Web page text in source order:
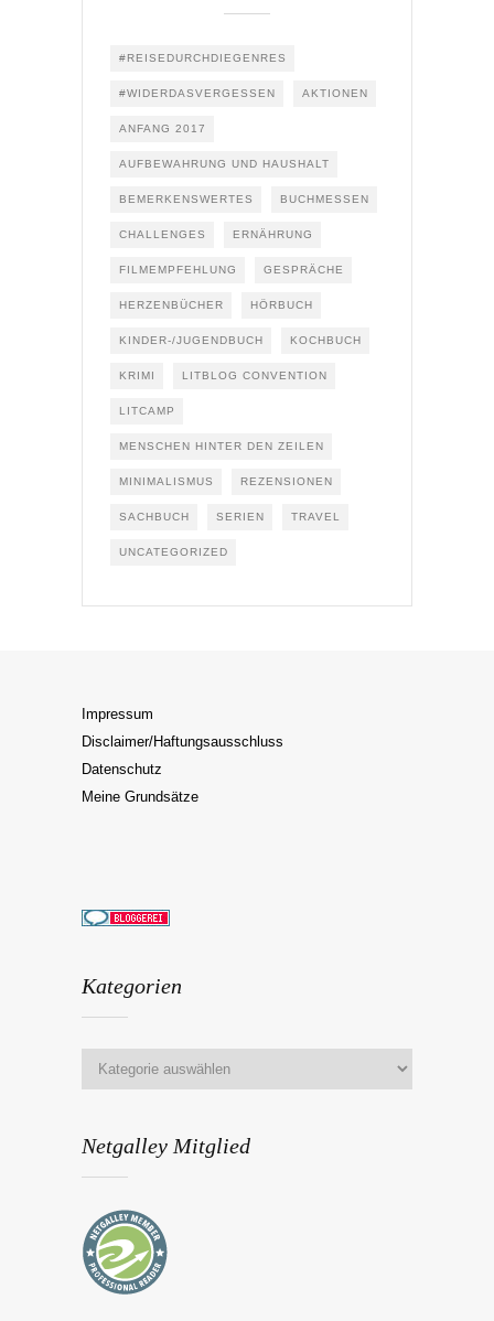
#REISEDURCHDIEGENRES
#WIDERDASVERGESSEN AKTIONEN
ANFANG 2017
AUFBEWAHRUNG UND HAUSHALT
BEMERKENSWERTES BUCHMESSEN
CHALLENGES ERNÄHRUNG
FILMEMPFEHLUNG GESPRÄCHE
HERZENBÜCHER HÖRBUCH
KINDER-/JUGENDBUCH KOCHBUCH
KRIMI LITBLOG CONVENTION
LITCAMP
MENSCHEN HINTER DEN ZEILEN
MINIMALISMUS REZENSIONEN
SACHBUCH SERIEN TRAVEL
UNCATEGORIZED
Impressum
Disclaimer/Haftungsausschluss
Datenschutz
Meine Grundsätze
Kategorien
Netgalley Mitglied